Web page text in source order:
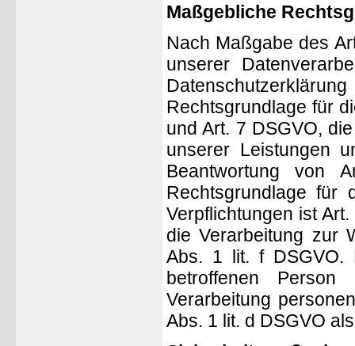
Maßgebliche
Nach Maßgabe des
unserer
Rechtsgrundlage für
und Art. 7 DSGVO,
unserer Leistungen
Beantwortung von
Rechtsgrundlage für
Verpflichtungen ist
die Verarbeitung zur
Abs. 1 lit. f DSGVO.
betroffenen
Verarbeitung
Abs. 1 lit. d DSGVO